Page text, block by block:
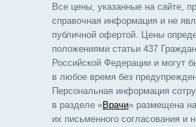
Все цены, указанные на сайте,
справочная информация и не
публичной офертой. Цены
положениями статьи 437
Российской Федерации и могут
в любое время без
Персональная информация
в разделе «Врачи» размещена
их письменного согласования и